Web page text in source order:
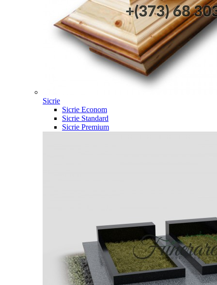
Sicrie
Sicrie Econom
Sicrie Standard
Sicrie Premium